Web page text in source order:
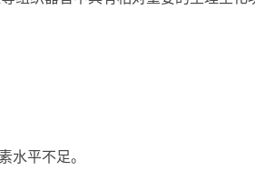
水平不足。